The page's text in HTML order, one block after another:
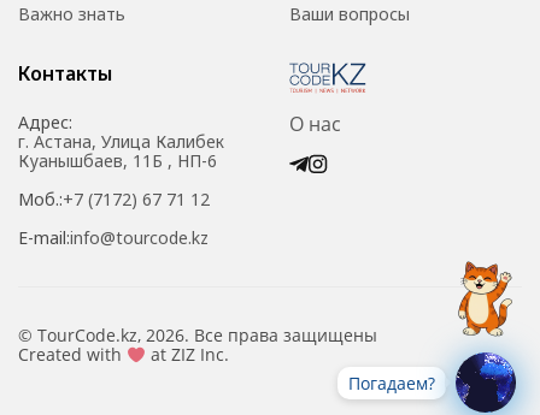
Важно знать
Ваши вопросы
Контакты
Адрес:
г. Астана, Улица Калибек
Куанышбаев, 11Б , НП-6
Моб.:+7 (7172) 67 71 12
E-mail:info@tourcode.kz
О нас
© TourCode.kz, 2026. Все права защищены
Created with
at ZIZ Inc.
Погадаем?